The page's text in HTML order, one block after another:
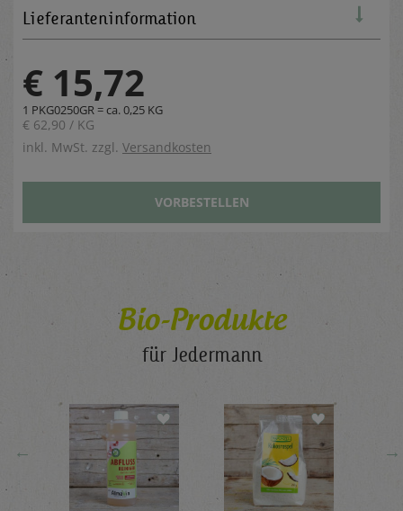
Lieferanteninformation
€ 15,72
1 PKG0250GR = ca. 0,25 KG
€ 62,90 / KG
inkl. MwSt. zzgl. Versandkosten
VORBESTELLEN
Bio-Produkte
für Jedermann
← →